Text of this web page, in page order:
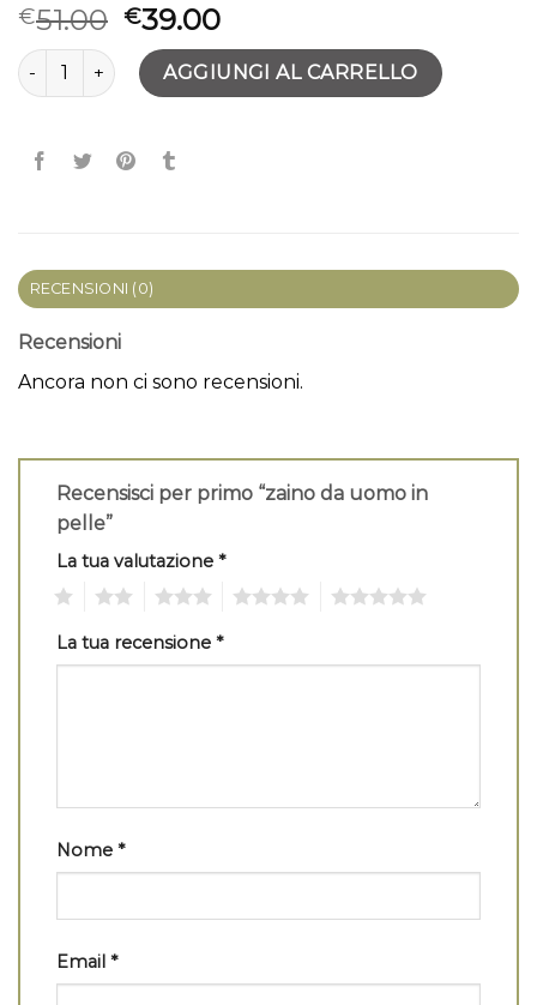
€51.00 €39.00
zaino da uomo in pelle quantità
AGGIUNGI AL CARRELLO
RECENSIONI (0)
Recensioni
Ancora non ci sono recensioni.
Recensisci per primo “zaino da uomo in
pelle”
La tua valutazione *
La tua recensione *
Nome *
Email *